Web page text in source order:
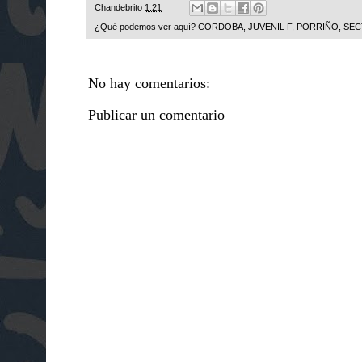
Chandebrito 1:21
¿Qué podemos ver aquí? CORDOBA JUVENIL F, PORRIÑO
No hay comentarios:
Publicar un comentario